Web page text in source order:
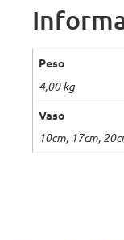
Peso
4,00 kg
Vaso
10cm, 17cm,